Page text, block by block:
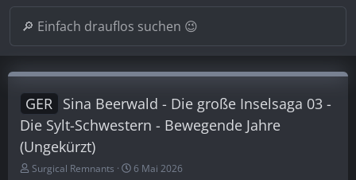
GER
Sina Beerwald - Die große Inselsaga 03 -
Die Sylt-Schwestern - Bewegende Jahre
(Ungekürzt)
E
Surgical Remnants
E
6 Mai 2026